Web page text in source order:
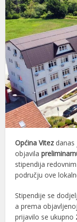
Općina Vitez
objavila
stipendija
području ove
Stipendije se
a prema
prijavilo se ukupno